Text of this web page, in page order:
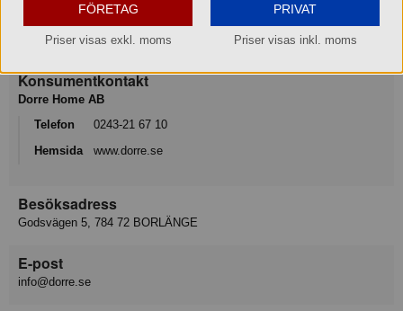
Varumärke
Dorre®
Konsumentkontakt
Dorre Home AB
Telefon
0243-21 67 10
Hemsida
www.dorre.se
Besöksadress
Godsvägen 5, 784 72 BORLÄNGE
E-post
info@dorre.se
FÖRETAG
Priser visas exkl. moms
PRIVAT
Priser visas inkl. moms